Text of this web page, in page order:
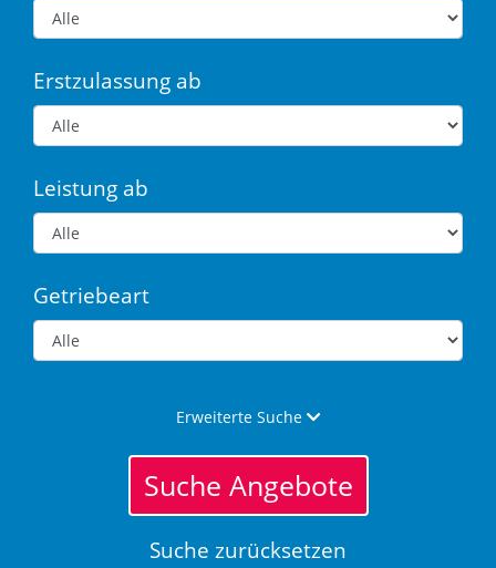
Erstzulassung ab
Leistung ab
Getriebeart
Erweiterte Suche
Suche Angebote
Suche zurücksetzen